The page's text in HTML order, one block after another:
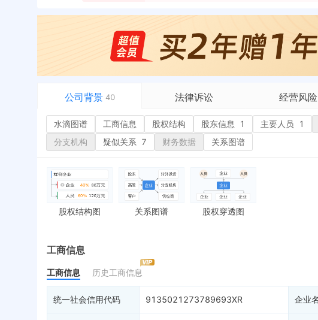
企业地址变更，新增年报地址：厦门市同安区洪塘镇苏店小古宅
企业地址变更，新增年报地址：福建省厦门市同安区洪塘镇苏店
主要成员变更，退出：陈美瑜
全部动态
公司背景 40 法律诉讼 经营风险
水滴图谱
工商信息
股东信息
主要人员 1
对外投资
控制企业
最终受益人
企业年报
13
工商自主公示
司法案件
立案信息
法院公告
裁判文书
送达公告
被执行人
终本案件
询价评估
司法协助
或有债务债权
注销备案
水滴图谱 工商信息 股权结构 股东信息 1 主要人员 1
分支机构
疑似关系 7 财务数据 关系图谱
股权结构图 关系图谱 股权穿透图
工商信息
工商信息 历史工商信息
统一社会信用代码 9135021273789693XR 企业